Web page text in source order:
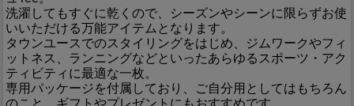
洗濯してもすぐに乾くので、シーズンやシーンに限らずお使
いいただける万能アイテムとなります。
タウンユースでのスタイリングをはじめ、ジムワークやフィ
ットネス、ランニングなどといったあらゆるスポーツ・アク
ティビティに最適な一枚。
専用パッケージを付属しており、ご自分用としてはもちろん